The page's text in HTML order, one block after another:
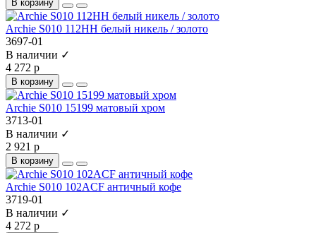
В корзину
Archie S010 112HH белый никель / золото
3697-01
В наличии ✓
4 272 р
В корзину
Archie S010 15199 матовый хром
3713-01
В наличии ✓
2 921 р
В корзину
Archie S010 102ACF античный кофе
3719-01
В наличии ✓
4 272 р